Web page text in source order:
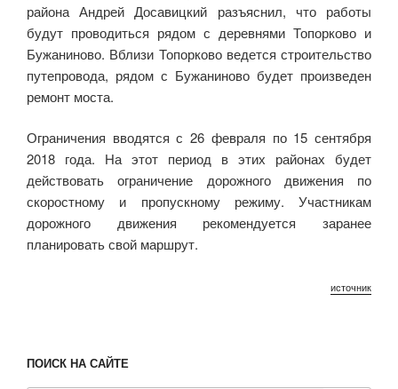
района Андрей Досавицкий разъяснил, что работы
будут проводиться рядом с деревнями Топорково и
Бужаниново. Вблизи Топорково ведется строительство
путепровода, рядом с Бужаниново будет произведен
ремонт моста.
Ограничения вводятся с 26 февраля по 15 сентября
2018 года. На этот период в этих районах будет
действовать ограничение дорожного движения по
скоростному и пропускному режиму. Участникам
дорожного движения рекомендуется заранее
планировать свой маршрут.
источник
ПОИСК НА САЙТЕ